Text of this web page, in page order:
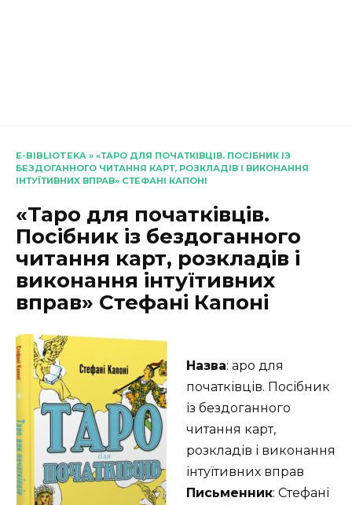
E-BIBLIOTEKA » «ТАРО ДЛЯ ПОЧАТКІВЦІВ. ПОСІБНИК ІЗ
БЕЗДОГАННОГО ЧИТАННЯ КАРТ, РОЗКЛАДІВ І ВИКОНАННЯ
ІНТУЇТИВНИХ ВПРАВ» СТЕФАНІ КАПОНІ
«Таро для початківців.
Посібник із бездоганного
читання карт, розкладів і
виконання інтуїтивних
вправ» Стефані Капоні
Назва: аро для
початківців. Посібник
із бездоганного
читання карт,
розкладів і виконання
інтуїтивних вправ
Письменник: Стефані